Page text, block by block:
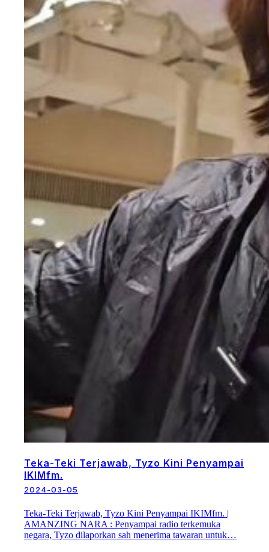
Teka-Teki Terjawab, Tyzo Kini Penyampai
IKIMfm.
2024-03-05
Teka-Teki Terjawab, Tyzo Kini Penyampai IKIMfm. |
AMANZING NARA : Penyampai radio terkemuka
negara, Tyzo dilaporkan sah menerima tawaran untuk…